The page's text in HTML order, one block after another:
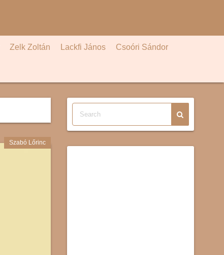
Zelk Zoltán Lackfi János Csoóri Sándor
Szabó Lőrinc